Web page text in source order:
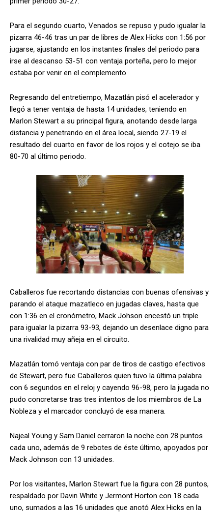
Para el segundo cuarto, Venados se repuso y pudo igualar la
pizarra 46-46 tras un par de libres de Alex Hicks con 1:56 por
jugarse, ajustando en los instantes finales del periodo para
irse al descanso 53-51 con ventaja porteña, pero lo mejor
estaba por venir en el complemento.
Regresando del entretiempo, Mazatlán pisó el acelerador y
llegó a tener ventaja de hasta 14 unidades, teniendo en
Marlon Stewart a su principal figura, anotando desde larga
distancia y penetrando en el área local, siendo 27-19 el
resultado del cuarto en favor de los rojos y el cotejo se iba
80-70 al último periodo.
Caballeros fue recortando distancias con buenas ofensivas y
parando el ataque mazatleco en jugadas claves, hasta que
con 1:36 en el cronómetro, Mack Johson encestó un triple
para igualar la pizarra 93-93, dejando un desenlace digno para
una rivalidad muy añeja en el circuito.
Mazatlán tomó ventaja con par de tiros de castigo efectivos
de Stewart, pero fue Caballeros quien tuvo la última palabra
con 6 segundos en el reloj y cayendo 96-98, pero la jugada no
pudo concretarse tras tres intentos de los miembros de La
Nobleza y el marcador concluyó de esa manera.
Najeal Young y Sam Daniel cerraron la noche con 28 puntos
cada uno, además de 9 rebotes de éste último, apoyados por
Mack Johnson con 13 unidades.
Por los visitantes, Marlon Stewart fue la figura con 28 puntos,
respaldado por Davin White y Jermont Horton con 18 cada
uno, sumados a las 16 unidades que anotó Alex Hicks en la